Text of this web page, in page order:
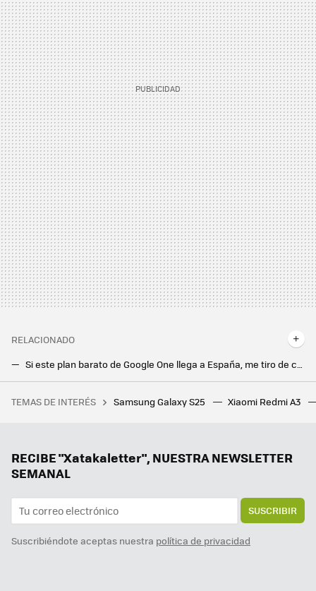
RELACIONADO
Si este plan barato de Google One llega a España, me tiro de cabeza a por él
El fin de una era. Google Maps tiene una nueva voz para el GPS en España
Fue un despropósito total en PC, pero con los mods adecuados Batman: Arkham Knight casi se convirtió en el videojuego definitivo de Daredevil
TEMAS DE INTERÉS Samsung Galaxy S25 Xiaomi Redmi A3
RECIBE "Xatakaletter", NUESTRA NEWSLETTER
SEMANAL
SUSCRIBIR
Suscribiéndote aceptas nuestra política de privacidad